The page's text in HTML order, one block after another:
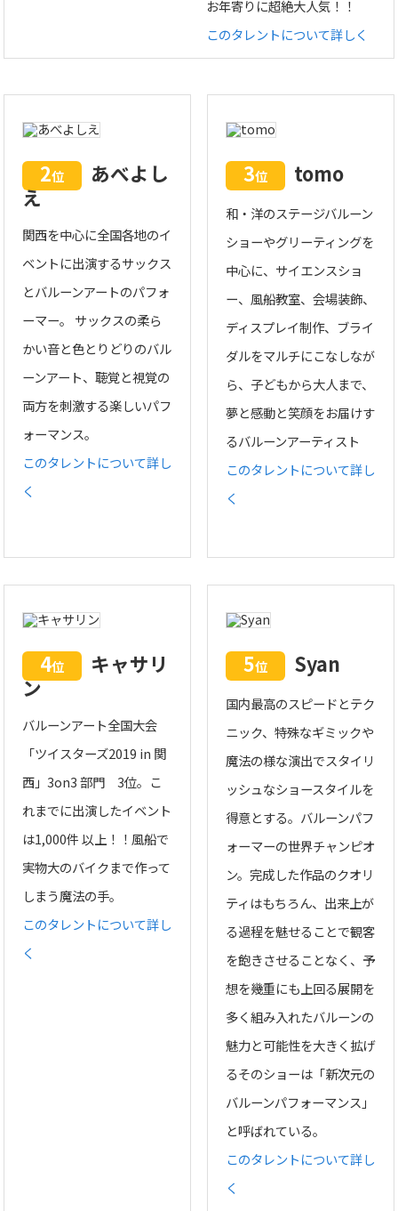
お年寄りに超絶大人気！！
このタレントについて詳しく
2位
あべよし
え
関西を中心に全国各地のイ
ベントに出演するサックス
とバルーンアートのパフォ
ーマー。 サックスの柔ら
かい音と色とりどりのバル
ーンアート、聴覚と視覚の
両方を刺激する楽しいパフ
ォーマンス。
このタレントについて詳し
く
3位 tomo
和・洋のステージバルーン
ショーやグリーティングを
中心に、サイエンスショ
ー、風船教室、会場装飾、
ディスプレイ制作、ブライ
ダルをマルチにこなしなが
ら、子どもから大人まで、
夢と感動と笑顔をお届けす
るバルーンアーティスト
このタレントについて詳し
く
4位
キャサリ
ン
バルーンアート全国大会
「ツイスターズ2019 in 関
西」3on3 部門 3位。こ
れまでに出演したイベント
は1,000件 以上！！風船で
実物大のバイクまで作って
しまう魔法の手。
このタレントについて詳し
く
5位 Syan
国内最高のスピードとテク
ニック、特殊なギミックや
魔法の様な演出でスタイリ
ッシュなショースタイルを
得意とする。バルーンパフ
ォーマーの世界チャンピオ
ン。完成した作品のクオリ
ティはもちろん、出来上が
る過程を魅せることで観客
を飽きさせることなく、予
想を幾重にも上回る展開を
多く組み入れたバルーンの
魅力と可能性を大きく拡げ
るそのショーは「新次元の
バルーンパフォーマンス」
と呼ばれている。
このタレントについて詳し
く